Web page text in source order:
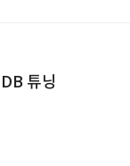
튜닝